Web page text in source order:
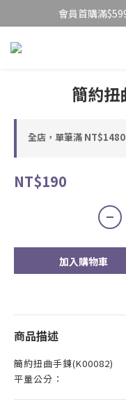
會員首購滿
簡約
全店，單筆滿
NT$190
加入購物車
商品描述
簡約扭曲手鍊(K00082)
平量公分：